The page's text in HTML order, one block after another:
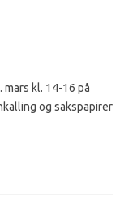
kl. 14-16 på
og sakspapirer